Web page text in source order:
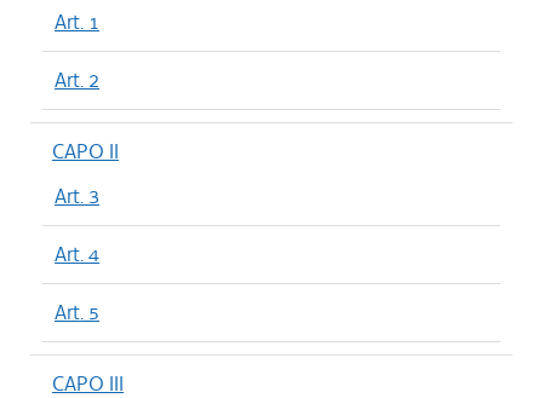
Art. 1
Art. 2
CAPO II
Art. 3
Art. 4
Art. 5
CAPO III